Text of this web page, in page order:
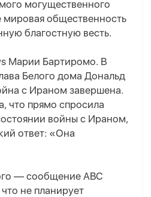
могущественного
мировая общественность
благостную весть.
Марии Бартиромо. В
Белого дома Дональд
с Ираном завершена.
что прямо спросила
войны с Ираном,
ответ: «Она
— сообщение ABC
не планирует